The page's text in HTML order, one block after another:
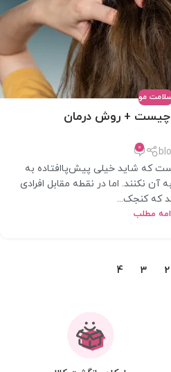
مو
+ روش درمان
0
که شاید خیلی پیش‌پاافتاده به
آن نکنند. اما در نقطه مقابل افرادی
که کنجک...
مطلب
2
3
4